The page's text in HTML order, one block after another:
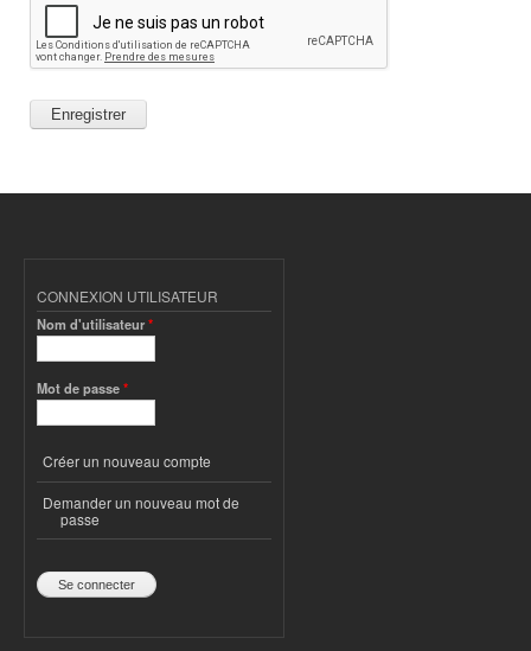
CONNEXION UTILISATEUR
Nom d'utilisateur*
Mot de passe*
Créer un nouveau compte
Demander un nouveau mot de
passe